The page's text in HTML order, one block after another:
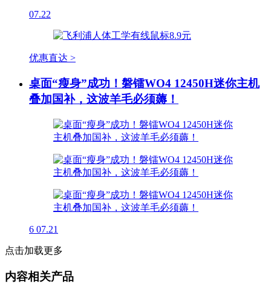
07.22
优惠直达 >
桌面“瘦身”成功！磐镭WO4 12450H迷你主机
叠加国补，这波羊毛必须薅！
6 07.21
点击加载更多
内容相关产品